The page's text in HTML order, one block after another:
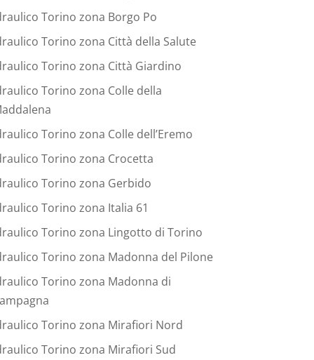
Torino zona Borgo Po
Torino zona Città della Salute
Torino zona Città Giardino
Torino zona Colle della
Torino zona Colle dell’Eremo
Torino zona Crocetta
Torino zona Gerbido
Torino zona Italia 61
Torino zona Lingotto di Torino
Torino zona Madonna del Pilone
Torino zona Madonna di
Torino zona Mirafiori Nord
Torino zona Mirafiori Sud